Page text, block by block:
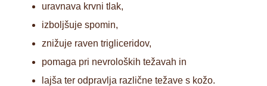
uravnava krvni tlak,
izboljšuje spomin,
znižuje raven trigliceridov,
pomaga pri nevroloških težavah in
lajša ter odpravlja različne težave s kožo.